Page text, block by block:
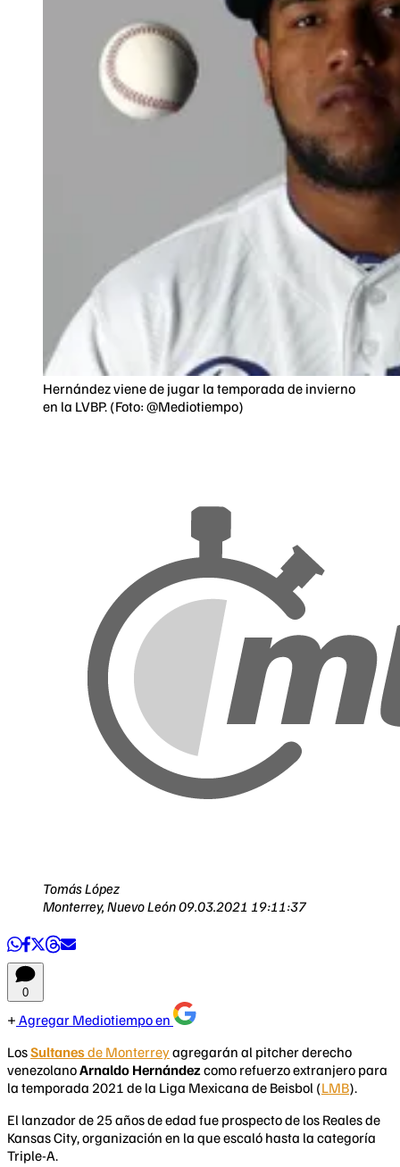
Hernández viene de jugar la temporada de invierno
en la LVBP. (Foto: @Mediotiempo)
Tomás López
Monterrey, Nuevo León09.03.2021 19:11:37
0
Agregar Mediotiempo en
LosSultanesde Monterreyagregarán al pitcher derecho
venezolanoArnaldo Hernández como refuerzo extranjero para
la temporada 2021 de la Liga Mexicana de Beisbol (LMB).
El lanzador de 25 años de edad fue prospecto de los Reales de
Kansas City, organización en la que escaló hasta la categoría
Triple-A.